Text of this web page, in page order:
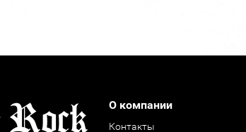
О компании
Контакты